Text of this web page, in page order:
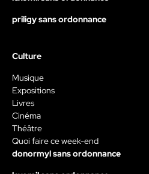
priligy sans ordonnance
Culture
Musique
Expositions
Livres
Cinéma
Théâtre
Quoi faire ce week-end
donormyl sans ordonnance